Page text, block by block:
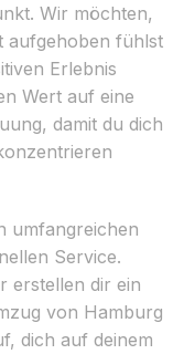
Wir möchten,
aufgehoben fühlst
Erlebnis
Wert auf eine
damit du dich
umfangreichen
Service.
erstellen dir ein
von Hamburg
dich auf deinem